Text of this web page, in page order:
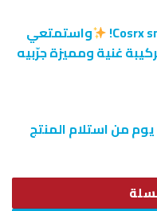
واستمتعي
غنية ومميزة جرّبيه